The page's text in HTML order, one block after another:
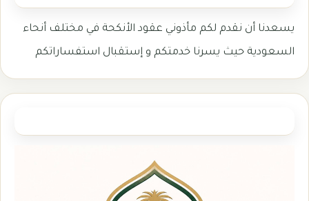
يسعدنا أن نقدم لكم مأذوني عقود الأنكحة في مختلف أنحاء
السعودية حيث يسرنا خدمتكم و إستقبال استفساراتكم